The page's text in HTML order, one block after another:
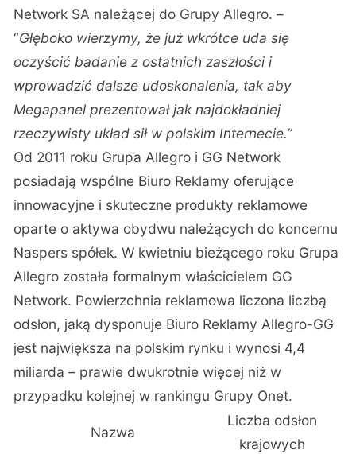
Network SA należącej do Grupy Allegro. –
“Głęboko wierzymy, że już wkrótce uda się
oczyścić badanie z ostatnich zaszłości i
wprowadzić dalsze udoskonalenia, tak aby
Megapanel prezentował jak najdokładniej
rzeczywisty układ sił w polskim Internecie.”
Od 2011 roku Grupa Allegro i GG Network
posiadają wspólne Biuro Reklamy oferujące
innowacyjne i skuteczne produkty reklamowe
oparte o aktywa obydwu należących do koncernu
Naspers spółek. W kwietniu bieżącego roku Grupa
Allegro została formalnym właścicielem GG
Network. Powierzchnia reklamowa liczona liczbą
odsłon, jaką dysponuje Biuro Reklamy Allegro-GG
jest największa na polskim rynku i wynosi 4,4
miliarda – prawie dwukrotnie więcej niż w
przypadku kolejnej w rankingu Grupy Onet.
Nazwa
Liczba odsłon
krajowych